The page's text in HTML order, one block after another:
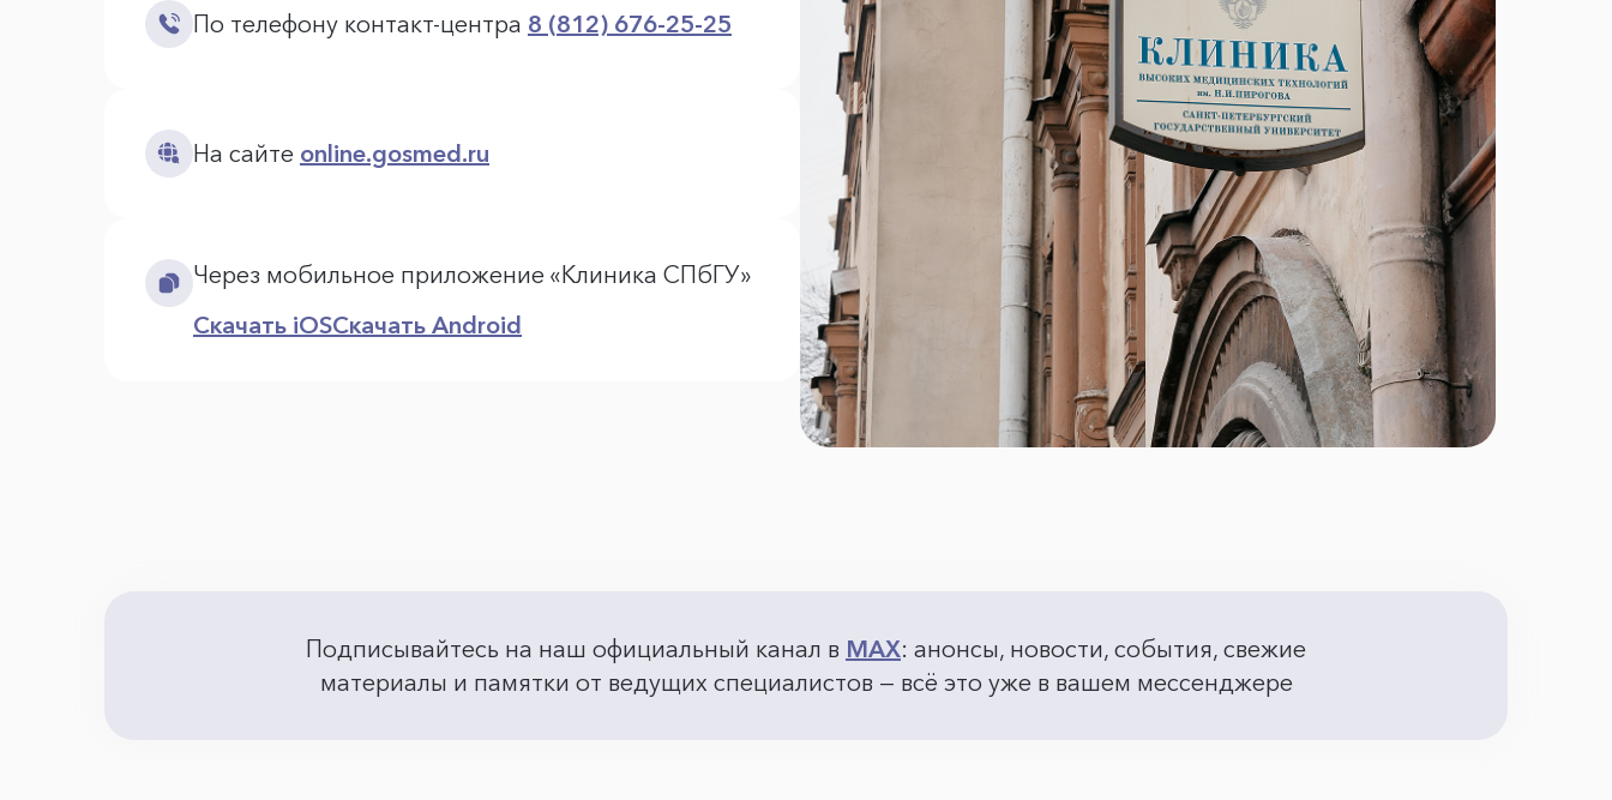
По телефону контакт-центра 8 (812) 676-25-25
На сайте online.gosmed.ru
Через мобильное приложение «Клиника СПбГУ»
Скачать iOSСкачать Android
Подписывайтесь на наш официальный канал в MAX: анонсы, новости, события, свежие
материалы и памятки от ведущих специалистов — всё это уже в вашем мессенджере